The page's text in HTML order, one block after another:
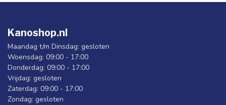
Kanoshop.nl
Maandag t/m Dinsdag: gesloten
Woensdag: 09:00 - 17:00
Donderdag: 09:00 - 17:00
Vrijdag: gesloten
Zaterdag: 09:00 - 17:00
Zondag: gesloten